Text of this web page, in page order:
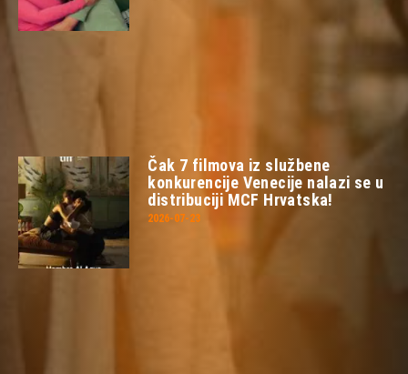
Čak 7 filmova iz službene
konkurencije Venecije nalazi se u
distribuciji MCF Hrvatska!
2026-07-23